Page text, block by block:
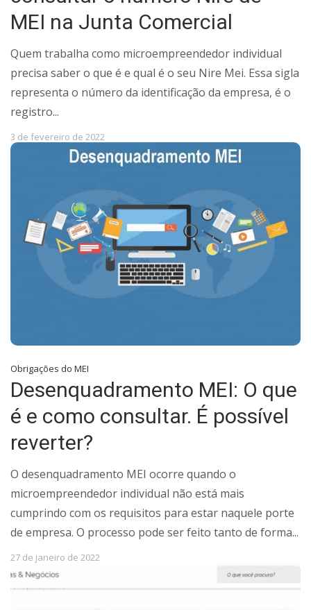
MEI na Junta Comercial
Quem trabalha como microempreendedor individual
precisa saber o que é e qual é o seu Nire Mei. Essa sigla
representa o número da identificação da empresa, é o
registro...
3 de fevereiro de 2022
Obrigações do MEI
Desenquadramento MEI: O que
é e como consultar. É possível
reverter?
O desenquadramento MEI ocorre quando o
microempreendedor individual não está mais
cumprindo com os requisitos para estar naquele porte
de empresa. O processo pode ser feito tanto de forma...
27 de janeiro de 2022